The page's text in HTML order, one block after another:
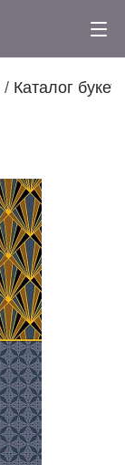
/ Каталог